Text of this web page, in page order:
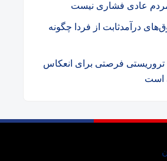
عادی فشاری نیست
درآمد‌ثابت از فردا چگونه
تروریستی فرصتی برای انعکاس
است